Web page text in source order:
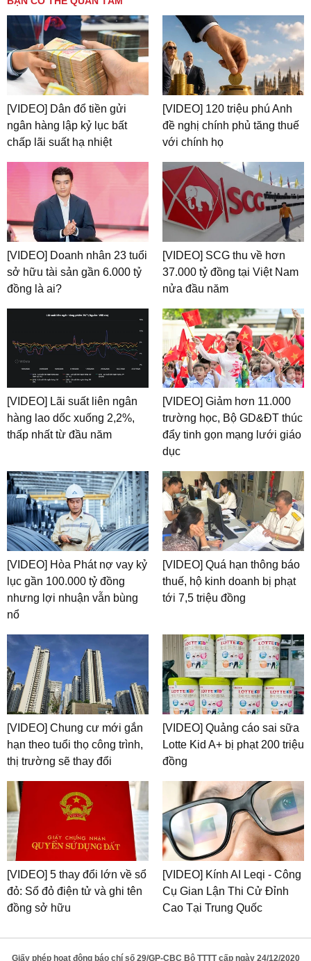
[VIDEO] Dân đổ tiền gửi
ngân hàng lập kỷ lục bất
chấp lãi suất hạ nhiệt
[VIDEO] 120 triệu phú Anh
đề nghị chính phủ tăng thuế
với chính họ
[VIDEO] Doanh nhân 23 tuổi
sở hữu tài sản gần 6.000 tỷ
đồng là ai?
[VIDEO] SCG thu về hơn
37.000 tỷ đồng tại Việt Nam
nửa đầu năm
[VIDEO] Lãi suất liên ngân
hàng lao dốc xuống 2,2%,
thấp nhất từ đầu năm
[VIDEO] Giảm hơn 11.000
trường học, Bộ GD&ĐT thúc
đẩy tinh gọn mạng lưới giáo
dục
[VIDEO] Hòa Phát nợ vay kỷ
lục gần 100.000 tỷ đồng
nhưng lợi nhuận vẫn bùng
nổ
[VIDEO] Quá hạn thông báo
thuế, hộ kinh doanh bị phạt
tới 7,5 triệu đồng
[VIDEO] Chung cư mới gắn
hạn theo tuổi thọ công trình,
thị trường sẽ thay đổi
[VIDEO] Quảng cáo sai sữa
Lotte Kid A+ bị phạt 200 triệu
đồng
[VIDEO] 5 thay đổi lớn về sổ
đỏ: Sổ đỏ điện tử và ghi tên
đồng sở hữu
[VIDEO] Kính AI Leqi - Công
Cụ Gian Lận Thi Cử Đỉnh
Cao Tại Trung Quốc
Giấy phép hoạt động báo chí số 29/GP-CBC Bộ TTTT cấp ngày 24/12/2020